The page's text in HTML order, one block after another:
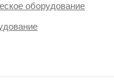
оборудование